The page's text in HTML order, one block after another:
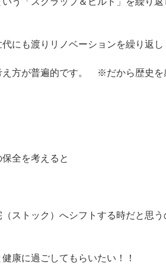
にも渡りリノベーションを繰り返し
え方が普遍的です。 ※だから歴史を
全を考えると
ストック）へシフトする時だと思う
康に過ごしてもらいたい！！